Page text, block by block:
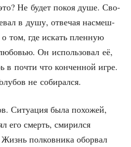
Не будет покоя душе. Сво­
в душу, отве­чая насмеш­
том, где искать плен­ную
Он исполь­зо­вал её,
в почти что кон­чен­ной игре.
не собирался.
Ситу­а­ция была похо­жей,
его смерть, сми­рил­ся
пол­ков­ни­ка обо­рвал